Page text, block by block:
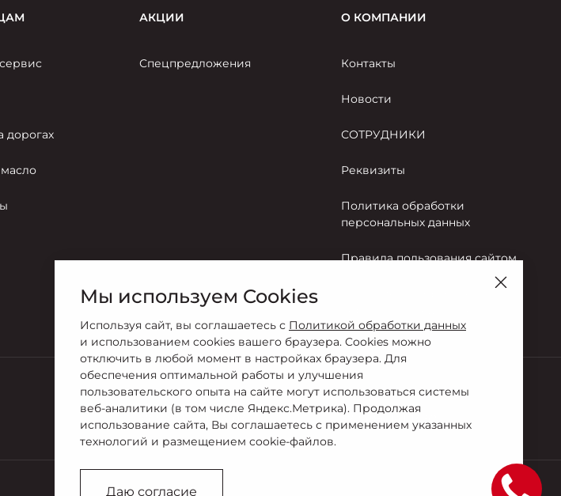
дорогах
АКЦИИ
Спецпредложения
О КОМПАНИИ
Контакты
Новости
СОТРУДНИКИ
Реквизиты
Политика обработки
персональных данных
Правила пользования сайтом
Продажи
+7 (495) 730-44-03
Сервис
+7 (495) 141-13-52
Мы используем Cookies
Используя сайт, вы соглашаетесь с Политикой обработки данных
и использованием cookies вашего браузера. Cookies можно
отключить в любой момент в настройках браузера. Для
обеспечения оптимальной работы и улучшения
пользовательского опыта на сайте могут использоваться системы
веб-аналитики (в том числе Яндекс.Метрика). Продолжая
использование сайта, Вы соглашаетесь с применением указанных
технологий и размещением cookie-файлов.
Даю согласие